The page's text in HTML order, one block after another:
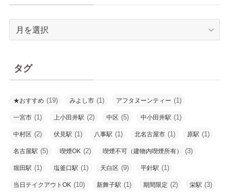
ブ
タグ
★おすすめ (19) みよし市 (1) アフタヌーンティー (1)
一宮市 (1) 上小田井駅 (2) 中区 (5) 中小田井駅 (1)
中村区 (2) 伏見駅 (1) 八事駅 (1) 北名古屋市 (1) 原駅 (1)
名古屋駅 (5) 喫煙OK (2) 喫煙不可（建物内喫煙所有） (3)
堀田駅 (1) 塩釜口駅 (1) 天白区 (9) 平針駅 (1)
当日テイクアウトOK (10) 新舞子駅 (1) 期間限定 (2) 栄駅 (3)